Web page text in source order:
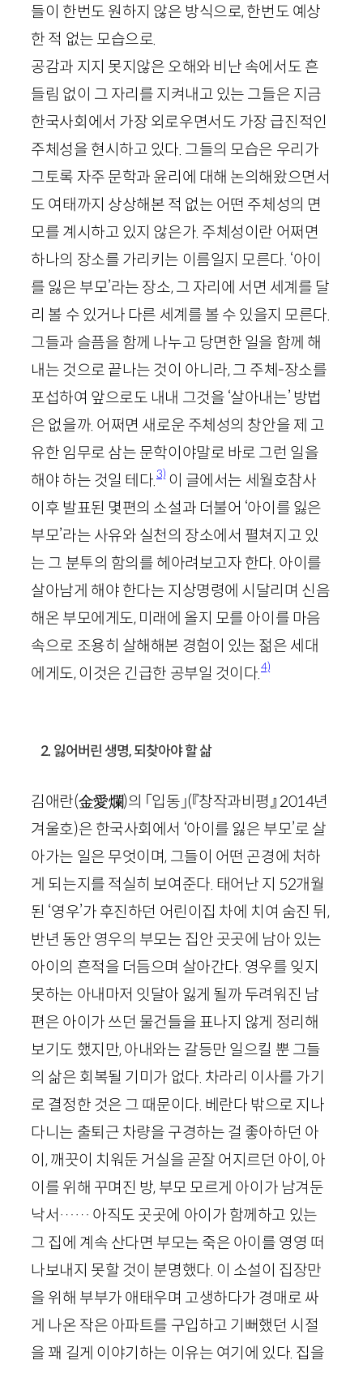
들이 한번도 원하지 않은 방식으로, 한번도 예상
한 적 없는 모습으로.
공감과 지지 못지않은 오해와 비난 속에서도 흔
들림 없이 그 자리를 지켜내고 있는 그들은 지금
한국사회에서 가장 외로우면서도 가장 급진적인
주체성을 현시하고 있다. 그들의 모습은 우리가
그토록 자주 문학과 윤리에 대해 논의해왔으면서
도 여태까지 상상해본 적 없는 어떤 주체성의 면
모를 계시하고 있지 않은가. 주체성이란 어쩌면
하나의 장소를 가리키는 이름일지 모른다. ‘아이
를 잃은 부모’라는 장소, 그 자리에 서면 세계를 달
리 볼 수 있거나 다른 세계를 볼 수 있을지 모른다.
그들과 슬픔을 함께 나누고 당면한 일을 함께 해
내는 것으로 끝나는 것이 아니라, 그 주체-장소를
포섭하여 앞으로도 내내 그것을 ‘살아내는’ 방법
은 없을까. 어쩌면 새로운 주체성의 창안을 제 고
유한 임무로 삼는 문학이야말로 바로 그런 일을
해야 하는 것일 테다.3)이 글에서는 세월호참사
이후 발표된 몇편의 소설과 더불어 ‘아이를 잃은
부모’라는 사유와 실천의 장소에서 펼쳐지고 있
는 그 분투의 함의를 헤아려보고자 한다. 아이를
살아남게 해야 한다는 지상명령에 시달리며 신음
해온 부모에게도, 미래에 올지 모를 아이를 마음
속으로 조용히 살해해본 경험이 있는 젊은 세대
에게도, 이것은 긴급한 공부일 것이다.4)
2. 잃어버린 생명, 되찾아야 할 삶
김애란(金愛爛)의 「입동」(『창작과비평』 2014년
겨울호)은 한국사회에서 ‘아이를 잃은 부모’로 살
아가는 일은 무엇이며, 그들이 어떤 곤경에 처하
게 되는지를 적실히 보여준다. 태어난 지 52개월
된 ‘영우’가 후진하던 어린이집 차에 치여 숨진 뒤,
반년 동안 영우의 부모는 집안 곳곳에 남아 있는
아이의 흔적을 더듬으며 살아간다. 영우를 잊지
못하는 아내마저 잇달아 잃게 될까 두려워진 남
편은 아이가 쓰던 물건들을 표나지 않게 정리해
보기도 했지만, 아내와는 갈등만 일으킬 뿐 그들
의 삶은 회복될 기미가 없다. 차라리 이사를 가기
로 결정한 것은 그 때문이다. 베란다 밖으로 지나
다니는 출퇴근 차량을 구경하는 걸 좋아하던 아
이, 깨끗이 치워둔 거실을 곧잘 어지르던 아이, 아
이를 위해 꾸며진 방, 부모 모르게 아이가 남겨둔
낙서…… 아직도 곳곳에 아이가 함께하고 있는
그 집에 계속 산다면 부모는 죽은 아이를 영영 떠
나보내지 못할 것이 분명했다. 이 소설이 집장만
을 위해 부부가 애태우며 고생하다가 경매로 싸
게 나온 작은 아파트를 구입하고 기뻐했던 시절
을 꽤 길게 이야기하는 이유는 여기에 있다. 집을